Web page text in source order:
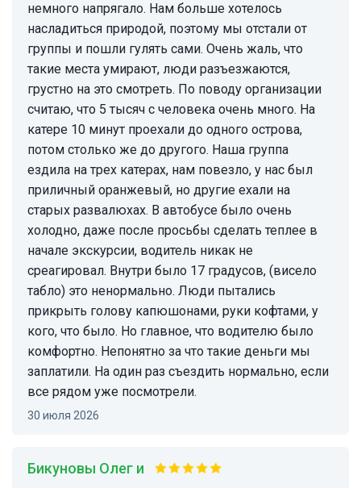
немного напрягало. Нам больше хотелось
насладиться природой, поэтому мы отстали от
группы и пошли гулять сами. Очень жаль, что
такие места умирают, люди разъезжаются,
грустно на это смотреть. По поводу организации
считаю, что 5 тысяч с человека очень много. На
катере 10 минут проехали до одного острова,
потом столько же до другого. Наша группа
ездила на трех катерах, нам повезло, у нас был
приличный оранжевый, но другие ехали на
старых развалюхах. В автобусе было очень
холодно, даже после просьбы сделать теплее в
начале экскурсии, водитель никак не
среагировал. Внутри было 17 градусов, (висело
табло) это ненормально. Люди пытались
прикрыть голову капюшонами, руки кофтами, у
кого, что было. Но главное, что водителю было
комфортно. Непонятно за что такие деньги мы
заплатили. На один раз съездить нормально, если
все рядом уже посмотрели.
30 июля 2026
Бикуновы Олег и